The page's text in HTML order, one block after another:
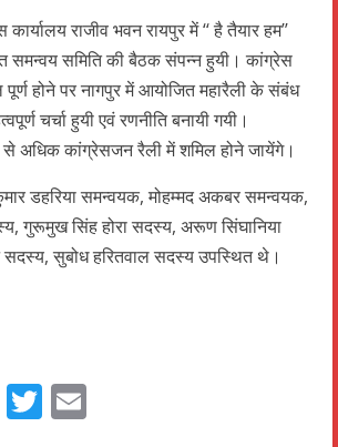
राजीव भवन रायपुर में ‘‘ है तैयार हम’’
समन्वय समिति की बैठक संपन्न हुयी। कांग्रेस
होने पर नागपुर में आयोजित महारैली के संबंध
चर्चा हुयी एवं रणनीति बनायी गयी।
अधिक कांग्रेसजन रैली में शमिल होने जायेंगे।
डहरिया समन्वयक, मोहम्मद अकबर समन्वयक,
गुरूमुख सिंह होरा सदस्य, अरूण सिंघानिया
सदस्य, सुबोध हरितवाल सदस्य उपस्थित थे।
Facebook
Twitter